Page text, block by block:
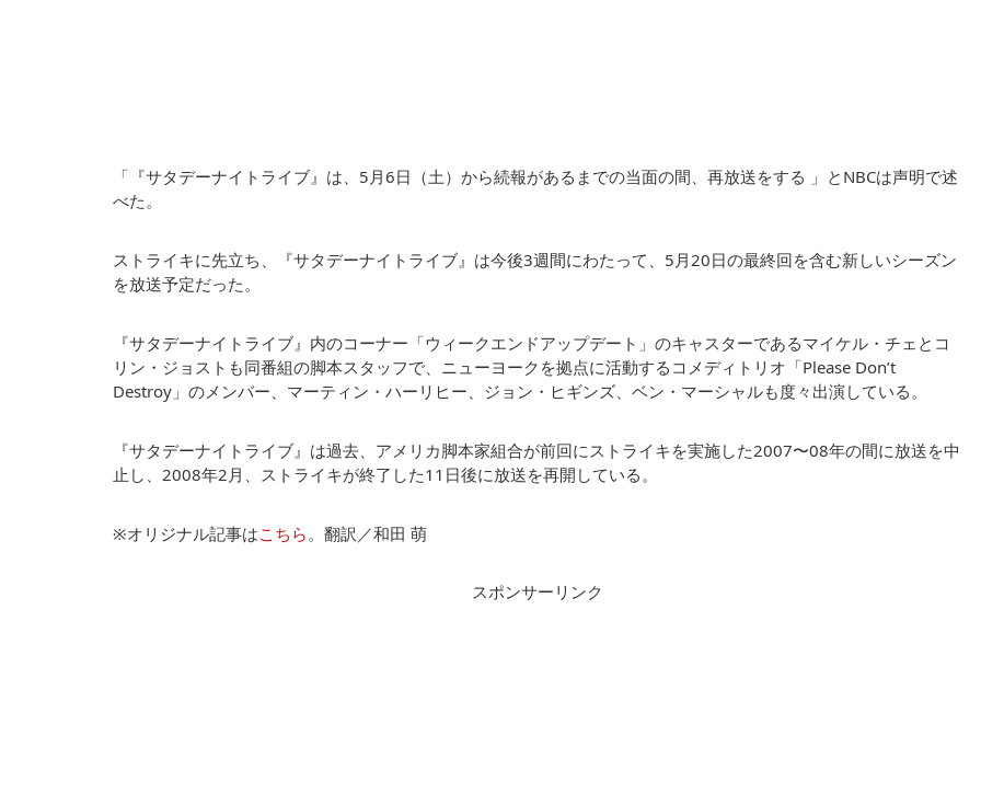
「『サタデーナイトライブ』は、5月6日（土）から続報があるまでの当面の間、再放送をする 」とNBCは声明で述
べた。
ストライキに先立ち、『サタデーナイトライブ』は今後3週間にわたって、5月20日の最終回を含む新しいシーズン
を放送予定だった。
『サタデーナイトライブ』内のコーナー「ウィークエンドアップデート」のキャスターであるマイケル・チェとコ
リン・ジョストも同番組の脚本スタッフで、ニューヨークを拠点に活動するコメディトリオ「Please Don’t
Destroy」のメンバー、マーティン・ハーリヒー、ジョン・ヒギンズ、ベン・マーシャルも度々出演している。
『サタデーナイトライブ』は過去、アメリカ脚本家組合が前回にストライキを実施した2007〜08年の間に放送を中
止し、2008年2月、ストライキが終了した11日後に放送を再開している。
※オリジナル記事はこちら 。翻訳／和田 萌
スポンサーリンク